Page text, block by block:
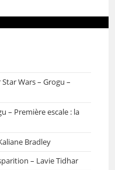
Wars – Grogu –
– Première escale : la
Bradley
– Lavie Tidhar